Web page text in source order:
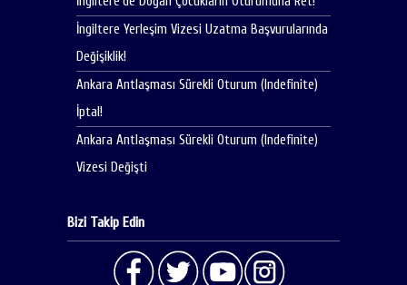
İngiltere Yerleşim Vizesi Uzatma Başvurularında
Değişiklik!
Ankara Antlaşması Sürekli Oturum (Indefinite)
İptal!
Ankara Antlaşması Sürekli Oturum (Indefinite)
Vizesi Değişti
Bizi Takip Edin